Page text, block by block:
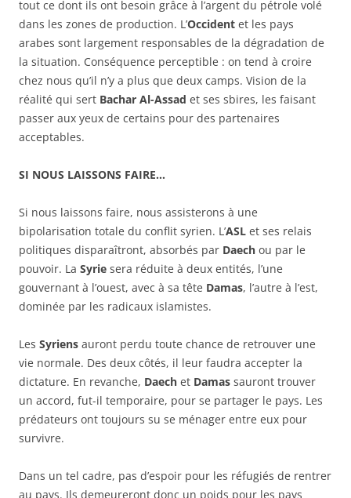
tout ce dont ils ont besoin grâce à l’argent du pétrole volé
dans les zones de production. L’Occident et les pays
arabes sont largement responsables de la dégradation de
la situation. Conséquence perceptible : on tend à croire
chez nous qu’il n’y a plus que deux camps. Vision de la
réalité qui sert Bachar Al-Assad et ses sbires, les faisant
passer aux yeux de certains pour des partenaires
acceptables.
SI NOUS LAISSONS FAIRE…
Si nous laissons faire, nous assisterons à une
bipolarisation totale du conflit syrien. L’ASL et ses relais
politiques disparaîtront, absorbés par Daech ou par le
pouvoir. La Syrie sera réduite à deux entités, l’une
gouvernant à l’ouest, avec à sa tête Damas, l’autre à l’est,
dominée par les radicaux islamistes.
Les Syriens auront perdu toute chance de retrouver une
vie normale. Des deux côtés, il leur faudra accepter la
dictature. En revanche, Daech et Damas sauront trouver
un accord, fut-il temporaire, pour se partager le pays. Les
prédateurs ont toujours su se ménager entre eux pour
survivre.
Dans un tel cadre, pas d’espoir pour les réfugiés de rentrer
au pays. Ils demeureront donc un poids pour les pays